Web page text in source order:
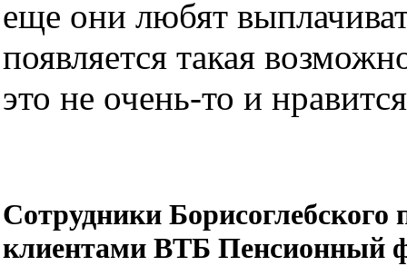
еще они любят
появляется такая
это не очень-то и
Сотрудники Борисоглебского
клиентами ВТБ Пенсионный